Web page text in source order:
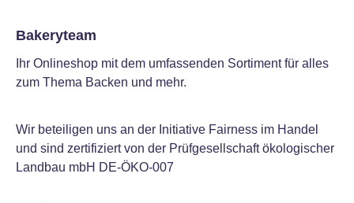
Bakeryteam
Ihr Onlineshop mit dem umfassenden Sortiment für alles
zum Thema Backen und mehr.
Wir beteiligen uns an der Initiative Fairness im Handel
und sind zertifiziert von der Prüfgesellschaft ökologischer
Landbau mbH DE-ÖKO-007